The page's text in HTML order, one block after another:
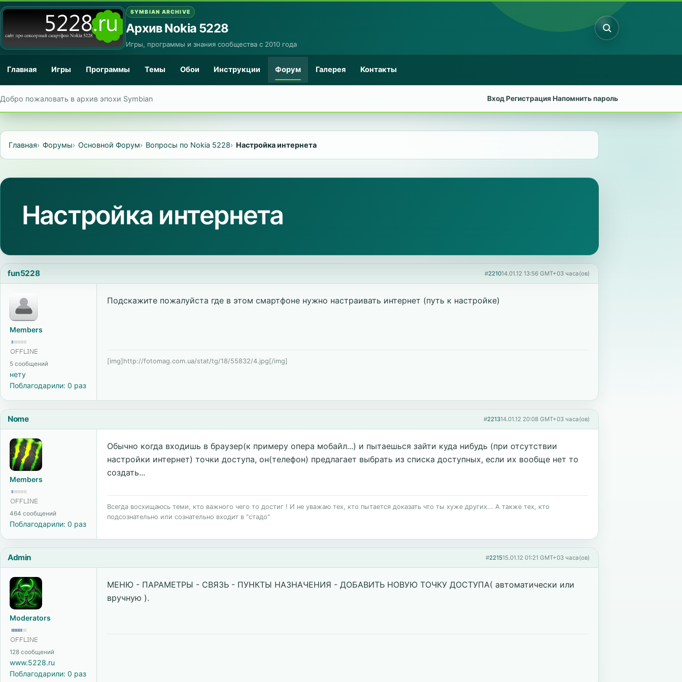
SYMBIAN ARCHIVE
Архив Nokia 5228
Игры, программы и знания сообщества с 2010 года
Поиск
Главная Игры Программы Темы Обои Инструкции Форум Галерея Контакты
Добро пожаловать в архив эпохи Symbian Вход Регистрация Напомнить пароль
Главная Форумы Основной Форум Вопросы по Nokia 5228 Настройка интернета
Настройка интернета
fun5228 #221014.01.12 13:56 GMT+03 часа(ов)
Members
5 сообщений
нету
Поблагодарили: 0 раз
Подскажите пожалуйста где в этом смартфоне нужно настраивать интернет (путь к настройке)
[img]http://fotomag.com.ua/stat/tg/18/55832/4.jpg[/img]
Nome #221314.01.12 20:08 GMT+03 часа(ов)
Members
464 сообщений
Поблагодарили: 0 раз
Обычно когда входишь в браузер(к примеру опера мобайл...) и пытаешься зайти куда нибудь (при отсутствии
настройки интернет) точки доступа, он(телефон) предлагает выбрать из списка доступных, если их вообще нет то
создать...
Всегда восхищаюсь теми, кто важного чего то достиг ! И не уважаю тех, кто пытается доказать что ты хуже других... А также тех, кто
подсознательно или сознательно входит в "стадо"
Admin #221515.01.12 01:21 GMT+03 часа(ов)
Moderators
128 сообщений
www.5228.ru
Поблагодарили: 0 раз
МЕНЮ - ПАРАМЕТРЫ - СВЯЗЬ - ПУНКТЫ НАЗНАЧЕНИЯ - ДОБАВИТЬ НОВУЮ ТОЧКУ ДОСТУПА( автоматически или
вручную ).